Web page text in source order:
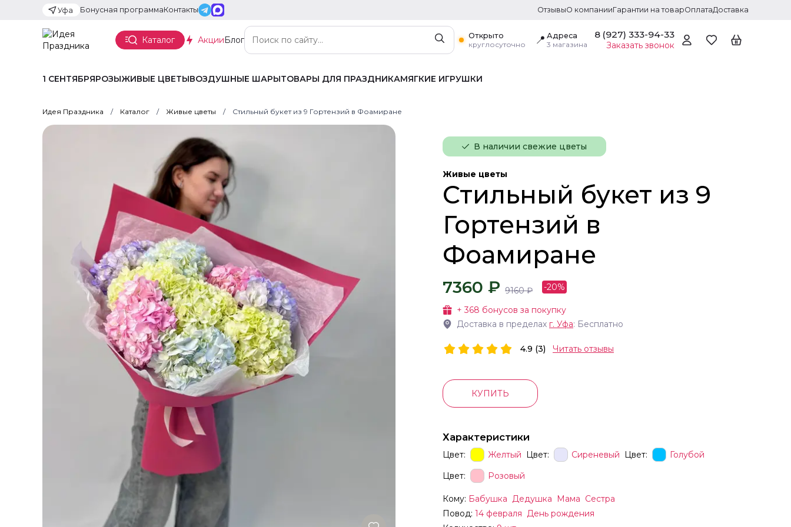
Уфа Бонусная программаКонтакты ОтзывыО компанииГарантии на товарОплатаДоставка
Каталог АкцииБлог
Открыто
круглосуточно
📍 Адреса
3 магазина
8 (927) 333-94-33
Заказать звонок
1 СЕНТЯБРЯРОЗЫЖИВЫЕ ЦВЕТЫВОЗДУШНЫЕ ШАРЫТОВАРЫ ДЛЯ ПРАЗДНИКАМЯГКИЕ ИГРУШКИ
Идея Праздника Каталог Живые цветы Стильный букет из 9 Гортензий в Фоамиране
В наличии свежие цветы
Живые цветы
Стильный букет из 9
Гортензий в
Фоамиране
7360 ₽ 9160₽ -20%
+368 бонусов за покупку
Доставка в пределах г. Уфа: Бесплатно
4.9 (3) Читать отзывы
КУПИТЬ
Характеристики
Цвет: Желтый Цвет: Сиреневый Цвет:
Голубой
Цвет:
Розовый
Кому: Бабушка Дедушка Мама Сестра
Повод: 14 февраля День рождения